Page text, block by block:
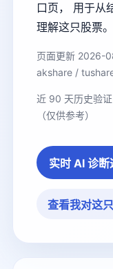
口页， 用于从
理解这只股票。
页面更新 2026-
akshare /
近 90 天历史验
（仅供参考）
实时 AI 诊
查看我对这